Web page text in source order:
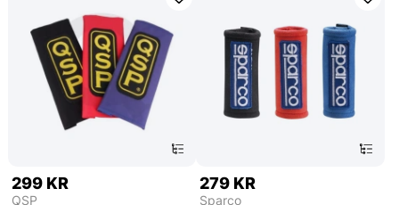
299 KR
QSP
279 KR
Sparco